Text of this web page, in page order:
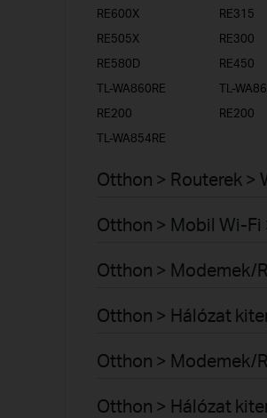
RE600X
RE315
RE505X
RE300
RE580D
RE450
TL-WA860RE
TL-
RE200
RE200
TL-WA854RE
Otthon > Routerek >
Otthon > Mobil Wi-
Otthon > Modemek/
Otthon > Hálózat
Otthon > Modemek/
Otthon > Hálózat